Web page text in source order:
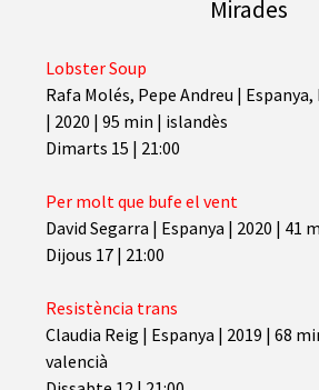
Mirades
Lobster Soup
Rafa Molés, Pepe Andreu |
| 2020 | 95 min | islandès
Dimarts 15 | 21:00
Per molt que bufe el vent
David Segarra | Espanya | 2020 | 41
Dijous 17 | 21:00
Resistència trans
Claudia Reig | Espanya | 2019 | 68
valencià